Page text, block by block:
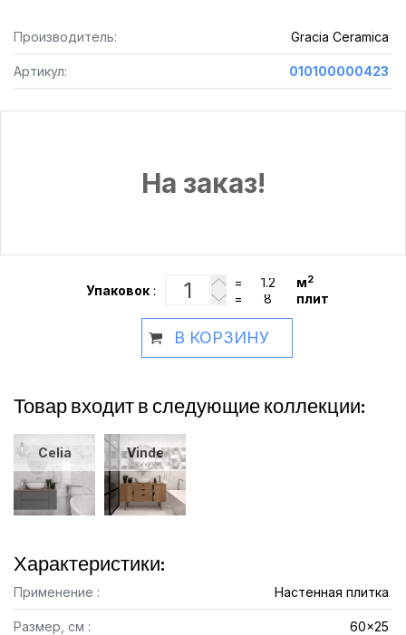
Производитель: Gracia Ceramica
Артикул: 010100000423
На заказ!
Упаковок :
= м2
= плит
В КОРЗИНУ
Товар входит в следующие коллекции:
Celia Vinde
Характеристики:
Применение : Настенная плитка
Размер, см : 60x25